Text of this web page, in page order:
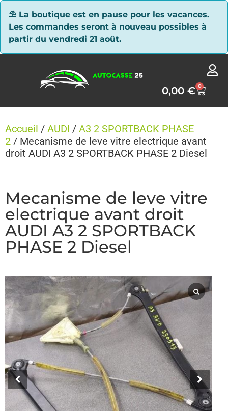
⛱ La boutique est en pause pour les vacances.
Les commandes seront à nouveau possibles à
partir du vendredi 21 août.
0,00€ 0
Accueil / AUDI / A3 2 SPORTBACK PHASE
2 / Mecanisme de leve vitre electrique avant
droit AUDI A3 2 SPORTBACK PHASE 2 Diesel
Mecanisme de leve vitre
electrique avant droit
AUDI A3 2 SPORTBACK
PHASE 2 Diesel
Panneau de gestion des cookies